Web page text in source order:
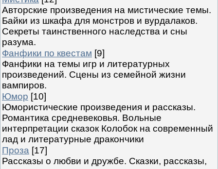
Авторские произведения на мистические темы.
Байки из шкафа для монстров и вурдалаков.
Секреты таинственного наследства и сны
разума.
Фанфики по квестам [9]
Фанфики на темы игр и литературных
произведений. Сцены из семейной жизни
вампиров.
Юмор [10]
Юмористические произведения и рассказы.
Романтика средневековья. Вольные
интерпретации сказок Колобок на современный
лад и литературные дракончики
Проза [17]
Рассказы о любви и дружбе. Сказки, рассказы,